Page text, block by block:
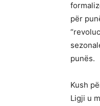
për
punës.
Kush
Ligji u